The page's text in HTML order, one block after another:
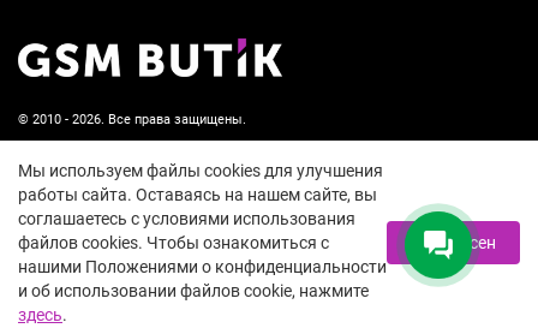
© 2010 - 2026. Все права защищены.
Пользовательское соглашение и политика
конфиденциальности
18+
Мы используем файлы cookies для улучшения
работы сайта. Оставаясь на нашем сайте, вы
соглашаетесь с условиями использования
файлов cookies. Чтобы ознакомиться с
нашими Положениями о конфиденциальности
и об использовании файлов cookie, нажмите
здесь.
Я согласен